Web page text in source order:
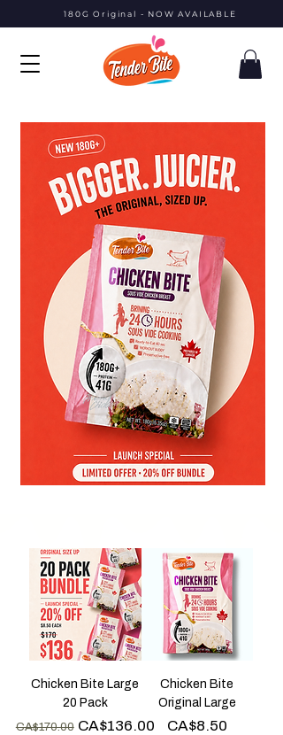
180G Original - NOW AVAILABLE
Chicken Bite Large
20 Pack
일반가
CA$170.00 할인가
CA$136.00
Chicken Bite
Original Large
가격
CA$8.50